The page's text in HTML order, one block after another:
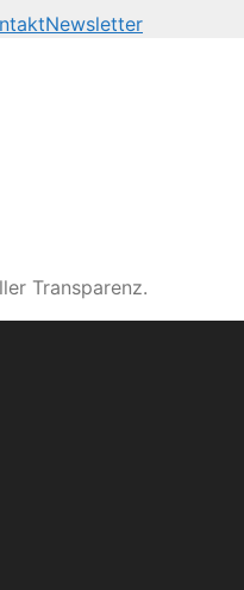
Newsletter
Transparenz.